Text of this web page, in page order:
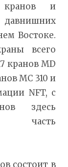
кранов и
давнишних
Востоке.
всего
кранов MD
MC 310 и
NFT, с
здесь
часть
состоит в